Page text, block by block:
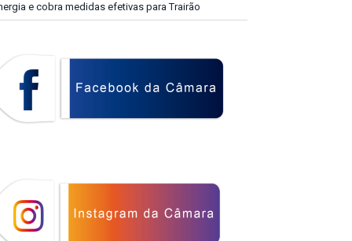
e cobra medidas efetivas para Trairão